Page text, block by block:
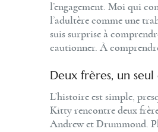
l’engagement. Moi qui
l’adultère comme une
suis surprise à
cautionner. À
Deux frères, un
L’histoire est simple,
Kitty rencontre deux
Andrew et Drummond.